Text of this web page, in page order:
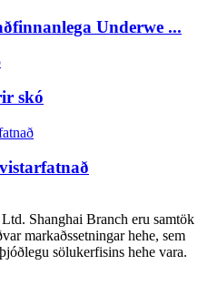
Underwe ...
skó
Shanghai Branch eru samtök
markaðssetningar hehe, sem
sölukerfisins hehe vara.